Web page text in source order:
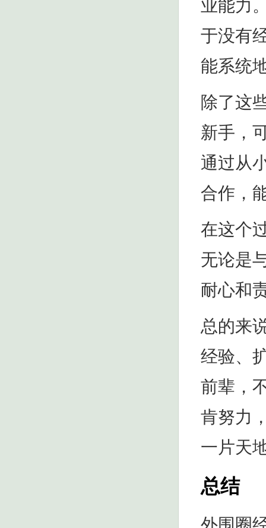
业能力
于没有
能系统
除了这
新手，
通过从
合作，
在这个
无论是
耐心和
总的来
经验、
前辈，
肯努力
一片天
总结